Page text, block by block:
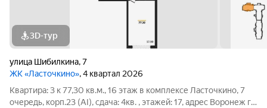
3D-тур
улица Шибилкина,7
ЖК «Ласточкино», 4 квартал 2026
Квартира: 3 к 77,30 кв.м., 16 этаж в комплексе Ласточкино, 7
очередь, корп.23 (АI), сдача: 4кв. , этажей: 17, адрес Воронеж г.,